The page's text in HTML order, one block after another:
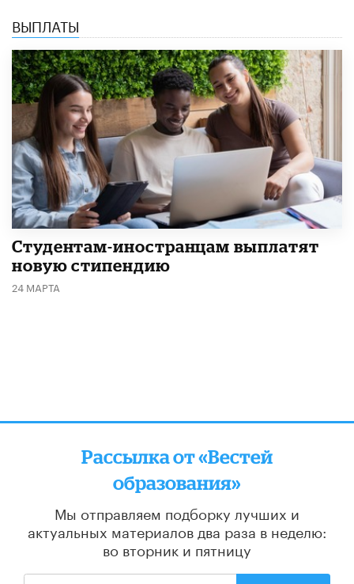
ВЫПЛАТЫ
Студентам-иностранцам выплатят
новую стипендию
24 МАРТА
Рассылка от «Вестей
образования»
Мы отправляем подборку лучших и
актуальных материалов два раза в неделю:
во вторник и пятницу